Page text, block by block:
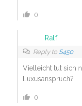
0
Ralf
Reply to S450
Vielleicht tut sich
Luxusanspruch?
0